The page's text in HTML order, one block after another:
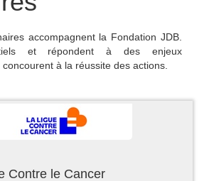
accompagnent la Fondation JDB.
et répondent à des enjeux
à la réussite des actions.
Contre le Cancer